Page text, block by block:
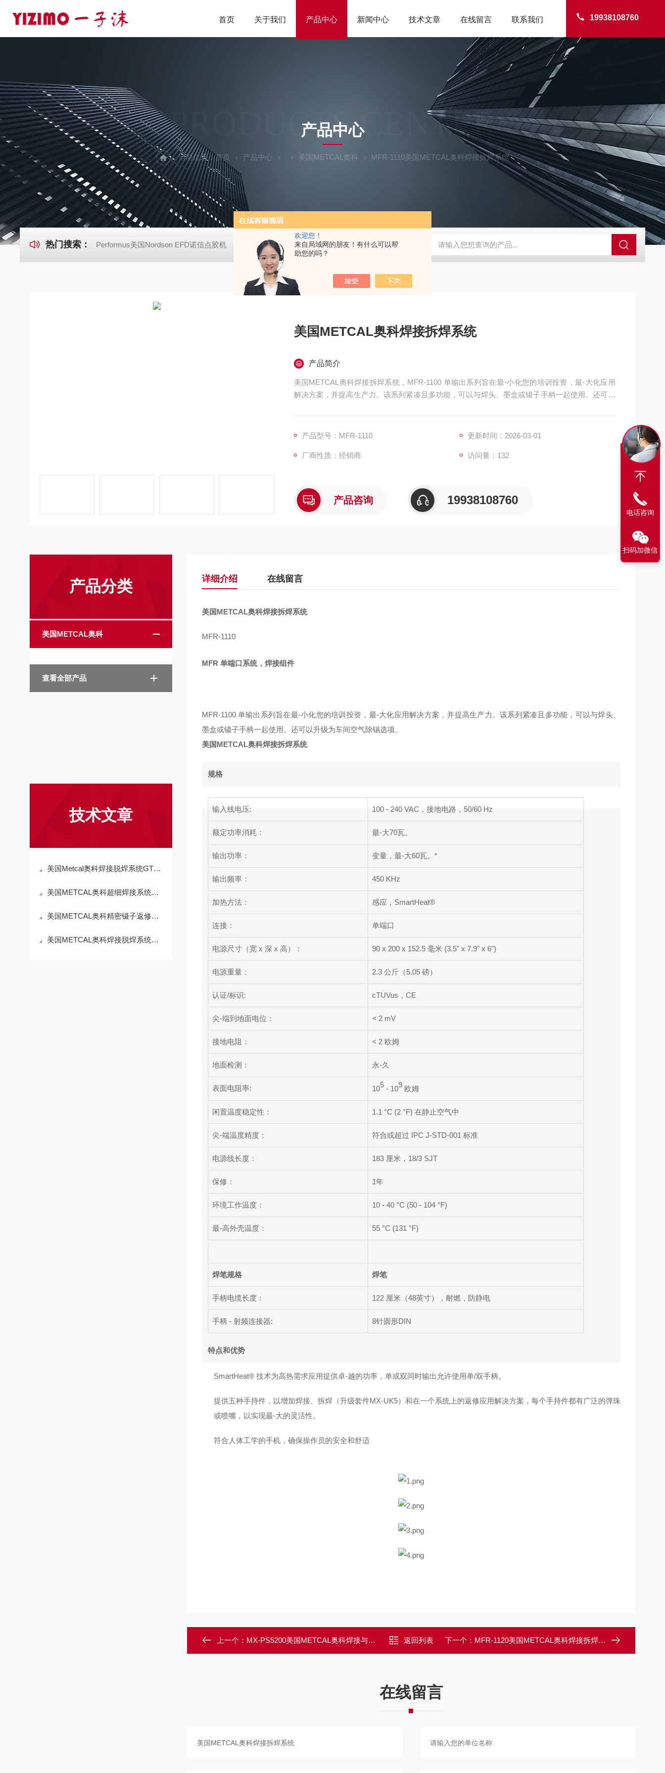
欢迎您！
来自局域网的朋友！有什么可以帮
助您的吗？
19938108760
首页 关于我们 产品中心 新闻中心 技术文章 在线留言 联系我们
PRODUCTS CENTER
产品中心
当前位置：首页 产品中心 美国METCAL奥科 MFR-1110美国METCAL奥科焊接拆焊系统
热门搜索： Performus美国Nordson EFD诺信点胶机 日本大塚otsuka MINUK 3D显微镜 TX-200日本凯特KETT外观分析仪器 粒度镜 SR-24LE美国里奇 RIDGID 管线定位仪带GPS
美国METCAL奥科焊接拆焊系统
产品简介
美国METCAL奥科焊接拆焊系统，MFR-1100 单输出系列旨在最-小化您的培训投资，最-大化应用
解决方案，并提高生产力。该系列紧凑且多功能，可以与焊头、墨盒或镊子手柄一起使用。还可以
产品型号：MFR-1110 更新时间：2026-03-01
厂商性质：经销商 访问量：132
产品咨询 19938108760
产品分类
美国METCAL奥科
查看全部产品
技术文章
美国Metcal奥科焊接脱焊系统GT90技术参数
美国METCAL奥科超细焊接系统MX-500UF 的技术参数
美国METCAL奥科精密镊子返修系统MX-500SPT的技术参数
美国METCAL奥科焊接脱焊系统GT120 和 GT90的技术参数
详细介绍 在线留言
美国METCAL奥科焊接拆焊系统
MFR-1110
MFR 单端口系统，焊接组件
MFR-1100 单输出系列旨在最-小化您的培训投资，最-大化应用解决方案，并提高生产力。该系列紧凑且多功能，可以与焊头、
墨盒或镊子手柄一起使用。还可以升级为车间空气除锡选项。
美国METCAL奥科焊接拆焊系统
规格
输入线电压: 100 - 240 VAC，接地电路，50/60 Hz
额定功率消耗： 最-大70瓦。
输出功率： 变量，最-大60瓦。*
输出频率： 450 KHz
加热方法： 感应，SmartHeat®
连接： 单端口
电源尺寸（宽 x 深 x 高）： 90 x 200 x 152.5 毫米 (3.5" x 7.9" x 6")
电源重量： 2.3 公斤（5.05 磅）
认证/标识: cTUVus，CE
尖-端到地面电位： < 2 mV
接地电阻： < 2 欧姆
地面检测： 永-久
表面电阻率: 10
5
- 10
9
欧姆
闲置温度稳定性： 1.1 °C (2 °F) 在静止空气中
尖-端温度精度： 符合或超过 IPC J-STD-001 标准
电源线长度： 183 厘米，18/3 SJT
保修： 1年
环境工作温度： 10 - 40 °C (50 - 104 °F)
最-高外壳温度： 55 °C (131 °F)
焊笔规格 焊笔
手柄电缆长度： 122 厘米（48英寸），耐燃，防静电
手柄 - 射频连接器: 8针圆形DIN
特点和优势
SmartHeat® 技术为高热需求应用提供卓-越的功率，单或双同时输出允许使用单/双手柄。
提供五种手持件，以增加焊接、拆焊（升级套件MX-UK5）和在一个系统上的返修应用解决方案，每个手持件都有广泛的弹珠
或喷嘴，以实现最-大的灵活性。
符合人体工学的手机，确保操作员的安全和舒适
上一个： MX-PS5200美国METCAL奥科焊接与拆焊系统 返回列表 下一个： MFR-1120美国METCAL奥科焊接拆焊系统
在线留言
电话咨询
扫码加微信